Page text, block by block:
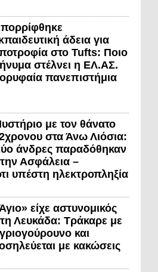
άδεια για
στο Tufts: Ποιο
στέλνει η ΕΛ.ΑΣ.
πανεπιστήμια
με τον θάνατο
στα Άνω Λιόσια:
άνδρες παραδόθηκαν
Ασφάλεια –
υπέστη ηλεκτροπληξία
είχε αστυνομικός
Λευκάδα: Τράκαρε με
και
με κακώσεις